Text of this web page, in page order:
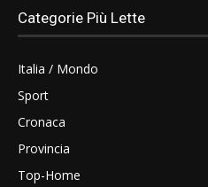
Categorie Più Lette
Italia / Mondo
Sport
Cronaca
Provincia
Top-Home